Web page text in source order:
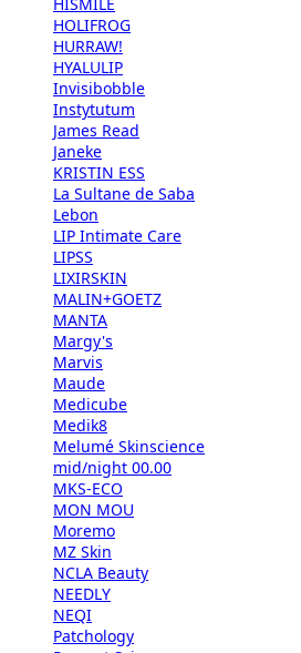
HOLIFROG
HURRAW!
HYALULIP
Invisibobble
Instytutum
James Read
Janeke
KRISTIN ESS
La Sultane de Saba
Lebon
LIP Intimate Care
LIPSS
LIXIRSKIN
MALIN+GOETZ
MANTA
Margy's
Marvis
Maude
Medicube
Medik8
Melumé Skinscience
mid/night 00.00
MKS-ECO
MON MOU
Moremo
MZ Skin
NCLA Beauty
NEEDLY
NEQI
Patchology